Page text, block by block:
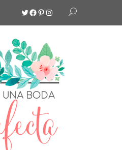
Twitter
Facebook
Pinterest
Instagram